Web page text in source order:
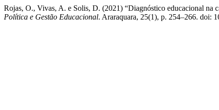
Rojas, O., Vivas, A. e Solis, D. (2021) “Diagnóstico educacional na
Política e Gestão Educacional. Araraquara, 25(1), p. 254–266. doi: